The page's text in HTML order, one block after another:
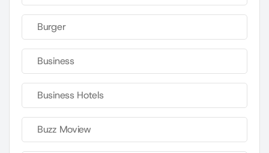
Burger
Business
Business Hotels
Buzz Moview